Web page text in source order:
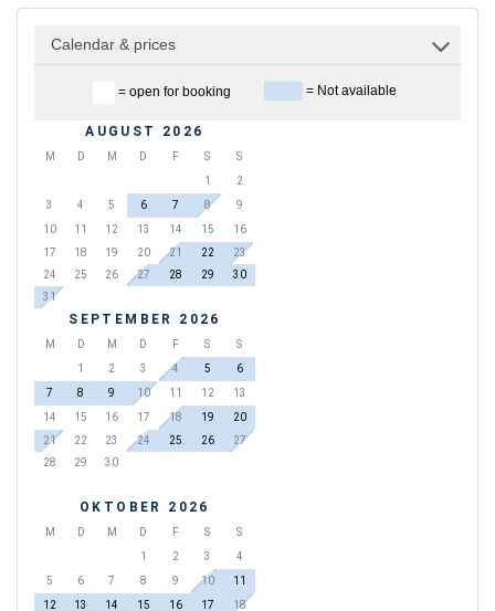
Calendar & prices
= open for booking = Not available
AUGUST 2026
M D M D F S
S
1
2
3
4 5 6 7 8
9
10
11 12 13 14 15
16
17
18 19 20 21 22
23
24
25 26 27 28 29
30
31
SEPTEMBER 2026
M D M D F S
S
1
2 3 4 5
6
7
8 9 10 11 12
13
14
15 16 17 18 19
20
21
22 23 24 25 26
27
28
29 30
OKTOBER 2026
M D M D F S
S
1
2 3
4
5
6 7 8 9 10
11
12
13 14 15 16 17
18